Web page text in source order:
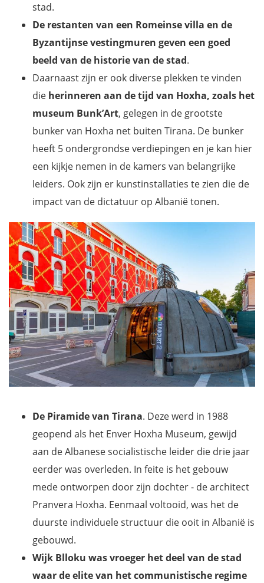
stad.
De restanten van een Romeinse villa en de
Byzantijnse vestingmuren geven een goed
beeld van de historie van de stad.
Daarnaast zijn er ook diverse plekken te vinden
die herinneren aan de tijd van Hoxha, zoals het
museum Bunk’Art, gelegen in de grootste
bunker van Hoxha net buiten Tirana. De bunker
heeft 5 ondergrondse verdiepingen en je kan hier
een kijkje nemen in de kamers van belangrijke
leiders. Ook zijn er kunstinstallaties te zien die de
impact van de dictatuur op Albanië tonen.
De Piramide van Tirana. Deze werd in 1988
geopend als het Enver Hoxha Museum, gewijd
aan de Albanese socialistische leider die drie jaar
eerder was overleden. In feite is het gebouw
mede ontworpen door zijn dochter - de architect
Pranvera Hoxha. Eenmaal voltooid, was het de
duurste individuele structuur die ooit in Albanië is
gebouwd.
Wijk Blloku was vroeger het deel van de stad
waar de elite van het communistische regime